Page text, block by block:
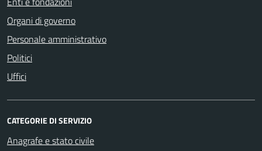
Organi di governo
Personale amministrativo
Politici
Uffici
CATEGORIE DI SERVIZIO
Anagrafe e stato civile